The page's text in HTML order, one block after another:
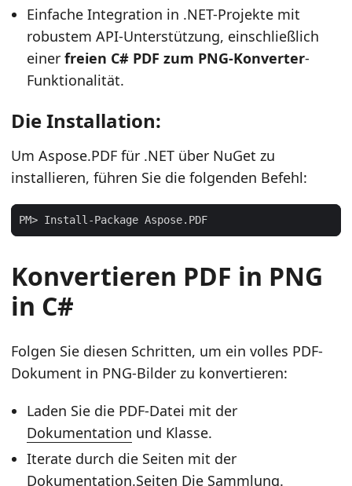
Einfache Integration in .NET-Projekte mit
robustem API-Unterstützung, einschließlich
einer freien C# PDF zum PNG-Konverter-
Funktionalität.
Die Installation:
Um Aspose.PDF für .NET über NuGet zu
installieren, führen Sie die folgenden Befehl:
Konvertieren PDF in PNG
in C#
Folgen Sie diesen Schritten, um ein volles PDF-
Dokument in PNG-Bilder zu konvertieren:
Laden Sie die PDF-Datei mit der
Dokumentation und Klasse.
Iterate durch die Seiten mit der
Dokumentation.Seiten Die Sammlung.